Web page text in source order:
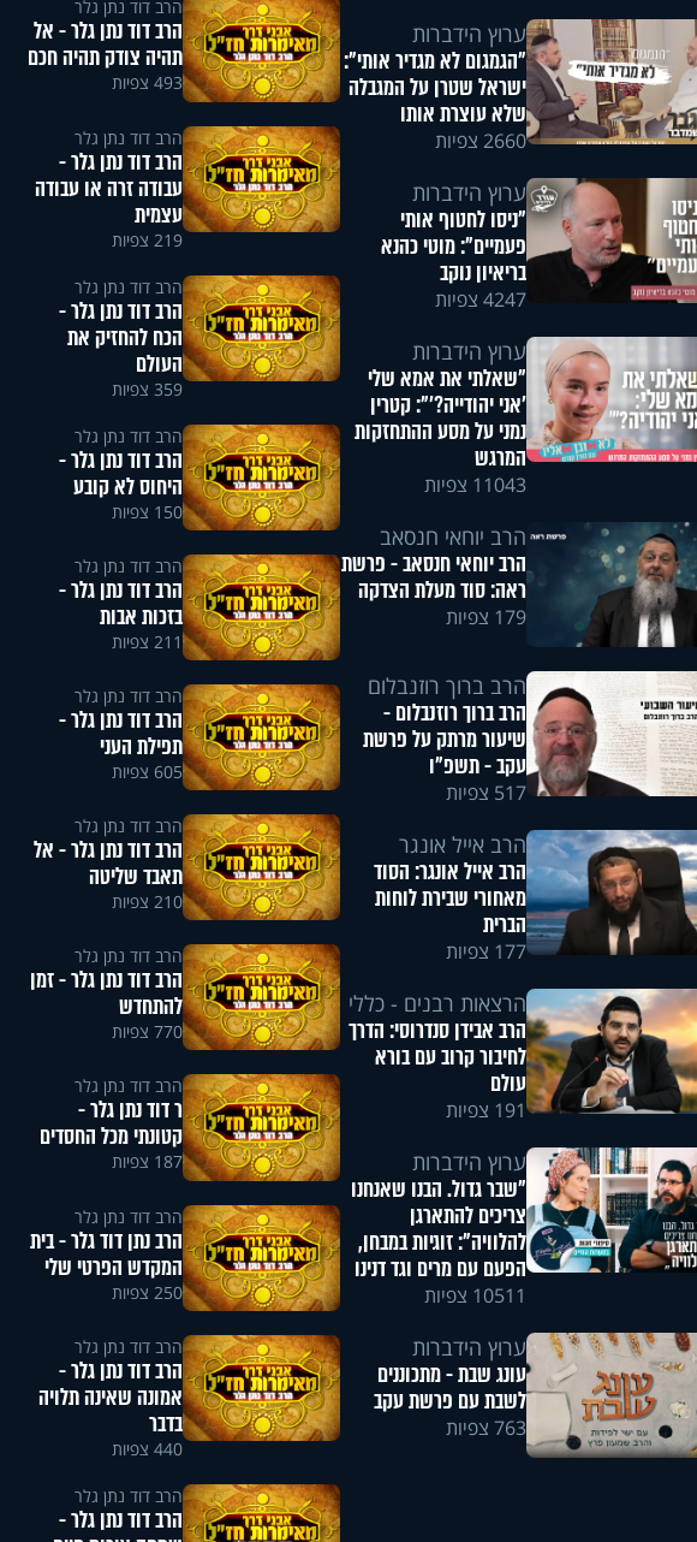
ערוץ הידברות
"הגמגום לא מגדיר אותי":
ישראל שטרן על המגבלה
שלא עוצרת אותו
2660 צפיות
ערוץ הידברות
"ניסו לחטוף אותי
פעמיים": מוטי כהנא
בריאיון נוקב
4247 צפיות
ערוץ הידברות
"שאלתי את אמא שלי
'אני יהודייה?'": קטרין
נמני על מסע ההתחזקות
המרגש
11043 צפיות
הרב יוחאי חנסאב
הרב יוחאי חנסאב - פרשת
ראה: סוד מעלת הצדקה
179 צפיות
הרב ברוך רוזנבלום
הרב ברוך רוזנבלום -
שיעור מרתק על פרשת
עקב - תשפ"ו
517 צפיות
הרב אייל אונגר
הרב אייל אונגר: הסוד
מאחורי שבירת לוחות
הברית
177 צפיות
הרצאות רבנים - כללי
הרב אבידן סנדרוסי: הדרך
לחיבור קרוב עם בורא
עולם
191 צפיות
ערוץ הידברות
"שבר גדול. הבנו שאנחנו
צריכים להתארגן
להלוויה": זוגיות במבחן,
הפעם עם מרים וגד דנינו
10511 צפיות
ערוץ הידברות
עונג שבת - מתכוננים
לשבת עם פרשת עקב
763 צפיות
הרב דוד נתן גלר
הרב דוד נתן גלר - אל
תהיה צודק תהיה חכם
493 צפיות
הרב דוד נתן גלר
הרב דוד נתן גלר -
עבודה זרה או עבודה
עצמית
219 צפיות
הרב דוד נתן גלר
הרב דוד נתן גלר -
הכח להחזיק את
העולם
359 צפיות
הרב דוד נתן גלר
הרב דוד נתן גלר -
היחוס לא קובע
150 צפיות
הרב דוד נתן גלר
הרב דוד נתן גלר -
בזכות אבות
211 צפיות
הרב דוד נתן גלר
הרב דוד נתן גלר -
תפילת העני
605 צפיות
הרב דוד נתן גלר
הרב דוד נתן גלר - אל
תאבד שליטה
210 צפיות
הרב דוד נתן גלר
הרב דוד נתן גלר - זמן
להתחדש
770 צפיות
הרב דוד נתן גלר
ר דוד נתן גלר -
קטונתי מכל החסדים
187 צפיות
הרב דוד נתן גלר
הרב נתן דוד גלר - בית
המקדש הפרטי שלי
250 צפיות
הרב דוד נתן גלר
הרב דוד נתן גלר -
אמונה שאינה תלויה
בדבר
440 צפיות
הרב דוד נתן גלר
הרב דוד נתן גלר -